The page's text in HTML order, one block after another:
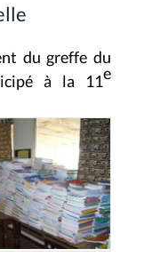
du greffe du
à la 11e